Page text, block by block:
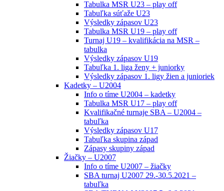
Tabulka MSR U23 – play off
Tabuľka súťaže U23
Výsledky zápasov U23
Tabulka MSR U19 – play off
Turnaj U19 – kvalifikácia na MSR –
tabulka
Výsledky zápasov U19
Tabuľka 1. liga ženy + juniorky
Výsledky zápasov 1. ligy žien a junioriek
Kadetky – U2004
Info o tíme U2004 – kadetky
Tabulka MSR U17 – play off
Kvalifikačné turnaje SBA – U2004 –
tabuľka
Výsledky zápasov U17
Tabuľka skupina západ
Zápasy skupiny západ
Žiačky – U2007
Info o tíme U2007 – žiačky
SBA turnaj U2007 29.-30.5.2021 –
tabuľka